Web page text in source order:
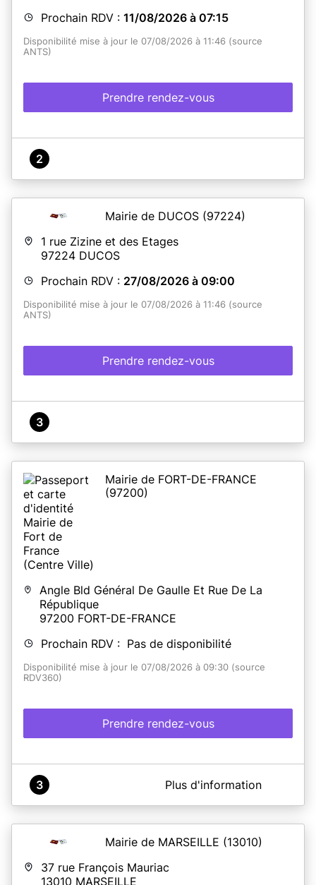
Prochain RDV : 11/08/2026 à 07:15
Disponibilité mise à jour le 07/08/2026 à 11:46 (source
ANTS)
Prendre rendez-vous
2
Mairie de DUCOS (97224)
1 rue Zizine et des Etages
97224 DUCOS
Prochain RDV : 27/08/2026 à 09:00
Disponibilité mise à jour le 07/08/2026 à 11:46 (source
ANTS)
Prendre rendez-vous
3
Mairie de FORT-DE-FRANCE
(97200)
Angle Bld Général De Gaulle Et Rue De La
République
97200 FORT-DE-FRANCE
Prochain RDV : Pas de disponibilité
Disponibilité mise à jour le 07/08/2026 à 09:30 (source
RDV360)
Prendre rendez-vous
A propos de Mairie de Fort de France (Centre Ville)
- Déposer vos demandes de titres d'identité,
- Élaborer vos dossiers de mariages ou pacs,
- Réaliser vos déclarations de naissances et de
reconnaissances,
3 Plus d'information
Mairie de MARSEILLE (13010)
37 rue François Mauriac
13010 MARSEILLE